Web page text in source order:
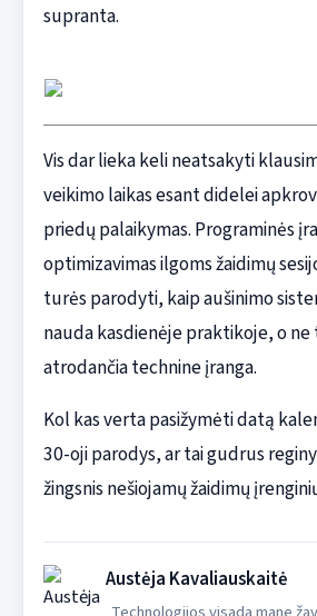
supranta.
Vis dar lieka keli neatsakyti
veikimo laikas esant didelei
priedų palaikymas. Programinės
optimizavimas ilgoms žaidimų
turės parodyti, kaip aušinimo
nauda kasdienėje praktikoje, o
atrodančia technine įranga.
Kol kas verta pasižymėti datą
30-oji parodys, ar tai gudrus
žingsnis nešiojamų žaidimų
Austėja Kavaliauskaitė